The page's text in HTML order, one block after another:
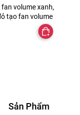
volume xanh,
tạo fan volume
Sản Phẩm